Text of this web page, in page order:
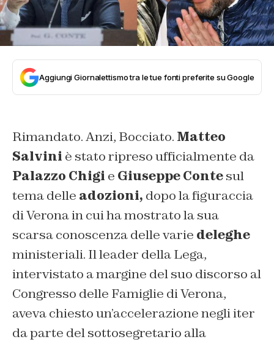
Aggiungi Giornalettismo tra le tue fonti preferite su Google
Rimandato. Anzi, Bocciato. Matteo
Salvini è stato ripreso ufficialmente da
Palazzo Chigi e Giuseppe Contesul
tema delle adozioni, dopo la figuraccia
di Verona in cui ha mostrato la sua
scarsa conoscenza delle varie deleghe
ministeriali. Il leader della Lega,
intervistato a margine del suo discorso al
Congresso delle Famiglie di Verona,
aveva chiesto un’accelerazione negli iter
da parte del sottosegretario alla